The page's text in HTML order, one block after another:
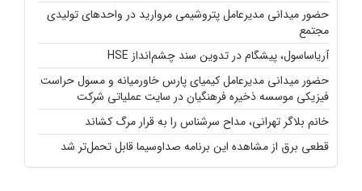
حضور میدانی مدیرعامل پتروشیمی مروارید در واحدهای تولیدی
مجتمع
آریاساسول، پیشگام در تدوین سند چشم‌انداز HSE
حضور میدانی مدیرعامل کیمیای پارس خاورمیانه و مسول حراست
فیزیکی موسسه ذخیره فرهنگیان در سایت عملیاتی شرکت
خانم بلاگر تهرانی، مداح سرشناس را به قرار مرگ کشاند
قطعی برق از مشاهده این برنامه صداوسیما قابل تحمل‌تر شد